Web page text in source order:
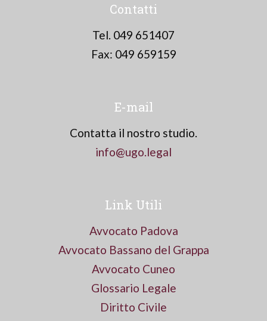
Contatti
Tel. 049 651407
Fax: 049 659159
E-mail
Contatta il nostro studio.
info@ugo.legal
Link Utili
Avvocato Padova
Avvocato Bassano del Grappa
Avvocato Cuneo
Glossario Legale
Diritto Civile